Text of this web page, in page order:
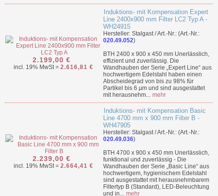
2.199,00 €
incl. 19% MwSt = 2.616,81 €
Induktions- mit Kompensation Expert
Line 2400x900 mm Filter LC2 Typ A -
WH24915
Hersteller: Stalgast / Art.-Nr.: (Art.-Nr.:
020.49.052)
BTH 2400 x 900 x 450 mm Unerlässlich,
effizient und zuverlässig. Die
Wandhauben der Serie „Expert Line“ aus
hochwertigem Edelstahl haben einen
Abscheidegrad von bis zu 98% für
Partikel bis 6 µm und sind ausgestattet
mit herausnehm... mehr
2.239,00 €
incl. 19% MwSt = 2.664,41 €
Induktions- mit Kompensation Basic
Line 4700 mm x 900 mm Filter B -
WH47905
Hersteller: Stalgast / Art.-Nr.: (Art.-Nr.:
020.49.036)
BTH 4700 x 900 x 450 mm Unerlässlich,
funktional und zuverlässig - Die
Wandhauben der Serie „Basic Line“ aus
hochwertigem, hygienischem Edelstahl
sind ausgestattet mit herausnehmbarem
Filtertyp B (Standard), LED-Beleuchtung
und in... mehr